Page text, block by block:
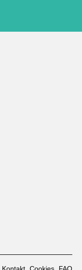
Kontakt Cookies FAQ